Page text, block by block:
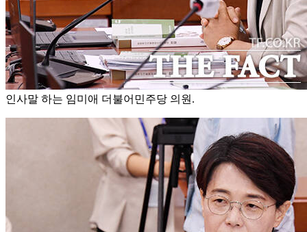
인사말 하는 임미애 더불어민주당 의원.